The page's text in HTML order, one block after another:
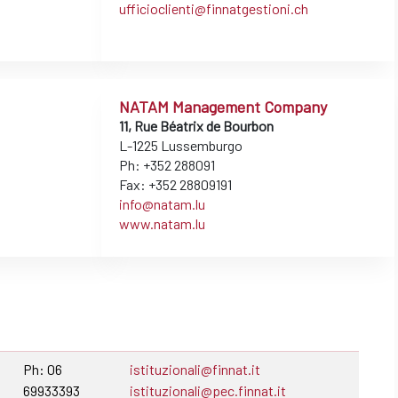
ufficioclienti@finnatgestioni.ch
NATAM Management Company
11, Rue Béatrix de Bourbon
L-1225 Lussemburgo
Ph: +352 288091
Fax: +352 28809191
info@natam.lu
www.natam.lu
Ph: 06
69933393
istituzionali@finnat.it
istituzionali@pec.finnat.it